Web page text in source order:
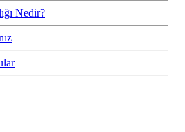
Nedir?